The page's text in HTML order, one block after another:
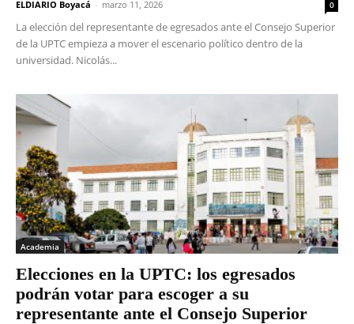
ELDIARIO Boyacá - marzo 11, 2026 0
La elección del representante de egresados ante el Consejo Superior
de la UPTC empieza a mover el escenario político dentro de la
universidad. Nicolás...
Academia
Elecciones en la UPTC: los egresados
podrán votar para escoger a su
representante ante el Consejo Superior